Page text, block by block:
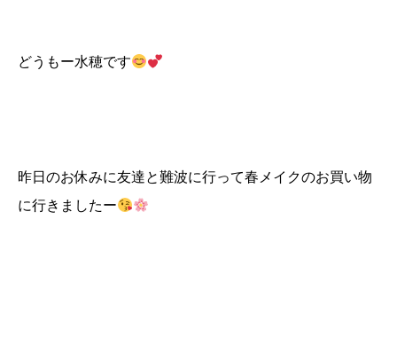
どうもー水穂です
昨日のお休みに友達と難波に行って春メイクのお買い物
に行きましたー